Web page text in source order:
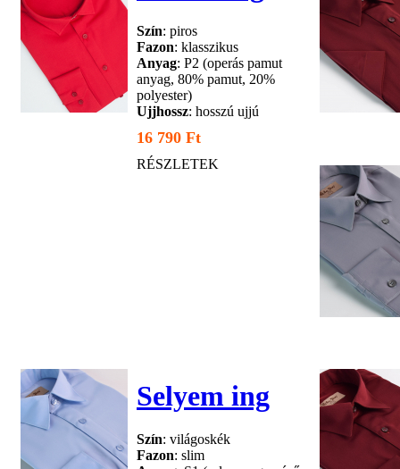
Szín: piros
Fazon: klasszikus
Anyag: P2 (operás pamut
anyag, 80% pamut, 20%
polyester)
Ujjhossz: hosszú ujjú
16 790 Ft
RÉSZLETEK
Selyem ing
Szín: világoskék
Fazon: slim